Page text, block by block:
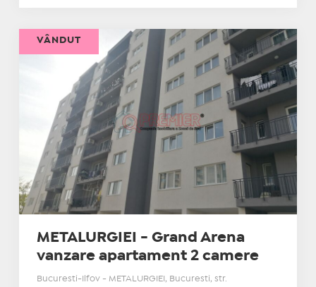
METALURGIEI - Grand Arena
vanzare apartament 2 camere
Bucuresti-Ilfov - METALURGIEI, Bucuresti, str.
VÂNDUT